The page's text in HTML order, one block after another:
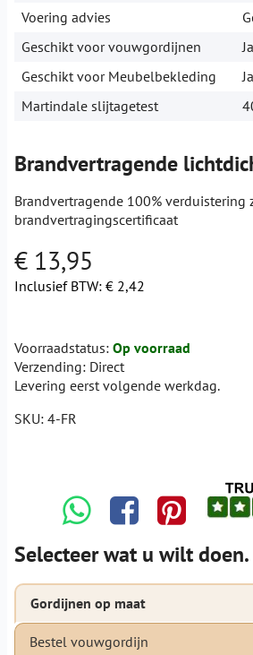
Voering advies
Geschikt voor vouwgordijnen
Ja
Geschikt voor Meubelbekleding
Ja
Martindale slijtagetest
Brandvertragende
Brandvertragende 100%
brandvertragingscertificaat
€ 13,95
Inclusief BTW: € 2,42
Voorraadstatus: Op voorraad
Verzending: Direct
Levering eerst volgende werkdag.
SKU: 4-FR
Selecteer wat u wilt doen.
Gordijnen op maat
Bestel vouwgordijn